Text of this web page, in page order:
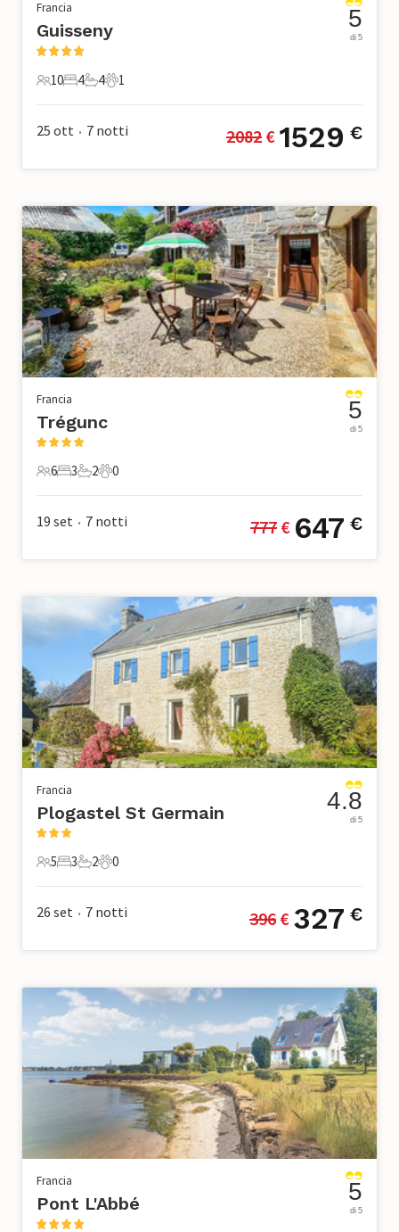
Francia
Guisseny
10 Ospiti
10
4 Camere da letto
4
4 Bagni
4
1 Animale domestico
1
5
di 5
25 ott • 7 notti 2082 € 1529 €
Francia
Trégunc
6 Ospiti
6
3 Camere da letto
3
2 Bagni
2
0 Animali domestici
0
5
di 5
19 set • 7 notti 777 € 647 €
Francia
Plogastel St Germain
5 Ospiti
5
3 Camere da letto
3
2 Bagni
2
0 Animali domestici
0
4.8
di 5
26 set • 7 notti 396 € 327 €
Francia
Pont L'Abbé 5
di 5